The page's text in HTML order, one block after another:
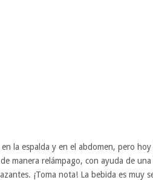
la espalda y en el abdomen, pero
manera relámpago, con ayuda de
¡Toma nota! La bebida es muy